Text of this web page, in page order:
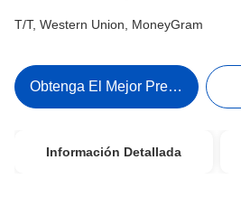
T/T, Western Union, MoneyGram
Obtenga El Mejor Precio
Información Detallada